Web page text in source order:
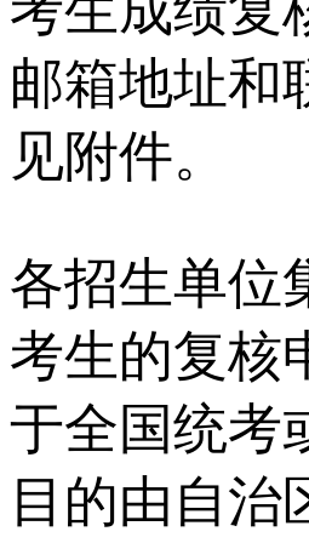
邮箱地址和
见附件。
各招生单位
考生的复核
于全国统考
目的由自治